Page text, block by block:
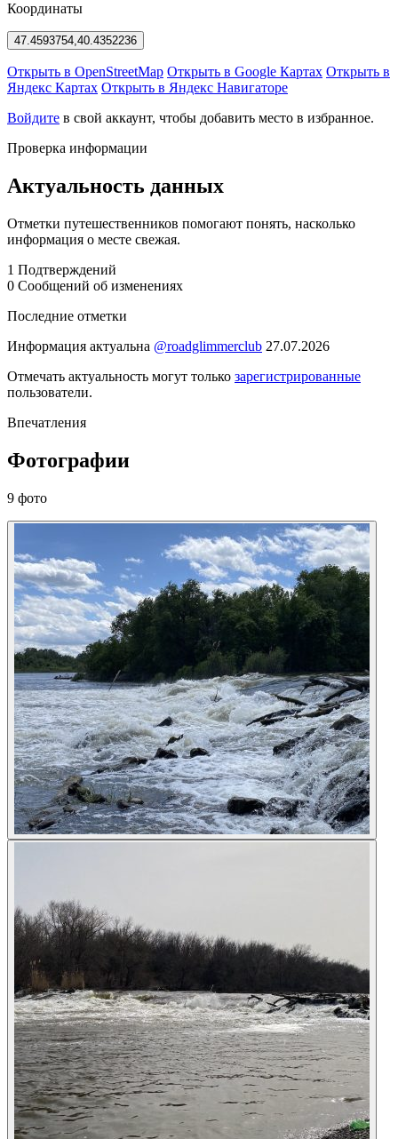
Координаты
47.4593754,40.4352236
Открыть в OpenStreetMap Открыть в Google Картах Открыть в
Яндекс Картах Открыть в Яндекс Навигаторе
Войдите в свой аккаунт, чтобы добавить место в избранное.
Проверка информации
Актуальность данных
Отметки путешественников помогают понять, насколько
информация о месте свежая.
1 Подтверждений
0 Сообщений об изменениях
Последние отметки
Информация актуальна @roadglimmerclub 27.07.2026
Отмечать актуальность могут только зарегистрированные
пользователи.
Впечатления
Фотографии
9 фото